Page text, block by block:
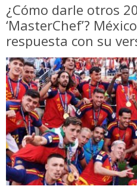
¿Cómo darle otros
‘MasterChef’?
respuesta con su